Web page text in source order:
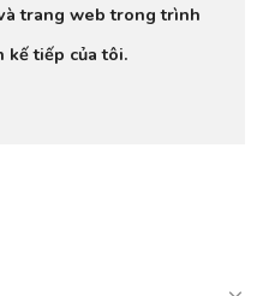
trang web trong trình
kế tiếp của tôi.